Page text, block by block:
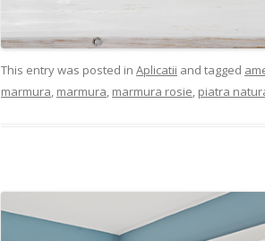
This entry was posted in Aplicatii and tagged
marmura, marmura, marmura rosie, piatra